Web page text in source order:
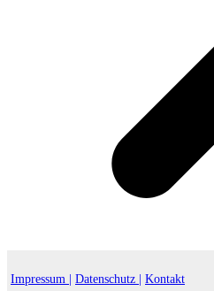
Impressum | Datenschutz |
Kontakt